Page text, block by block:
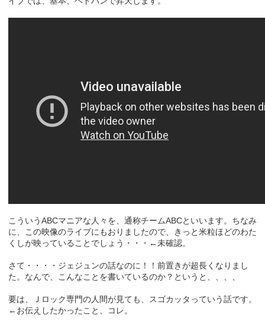
こういうABCマニアな人々を、通称チームABCといいます。ちなみ
に、この映像のライブにもおりましたので、きっと米粒ほどのわた
くしが映っていることでしょう・・・←未確認。
さて・・・・ジェジュンの話なのに！！前置きが超長くなりまし
た。なんで、こんなことを書いているのか？というと、、、、
要は、Ｊロック専門の人間が見ても、スゴカッタっていう話です。
←お伝えしたかったこと、コレ。